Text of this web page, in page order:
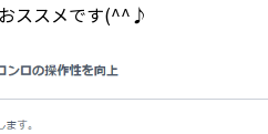
ススメです(^^♪